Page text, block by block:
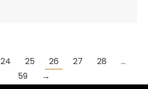
24 25 26 27 28
…
59
→